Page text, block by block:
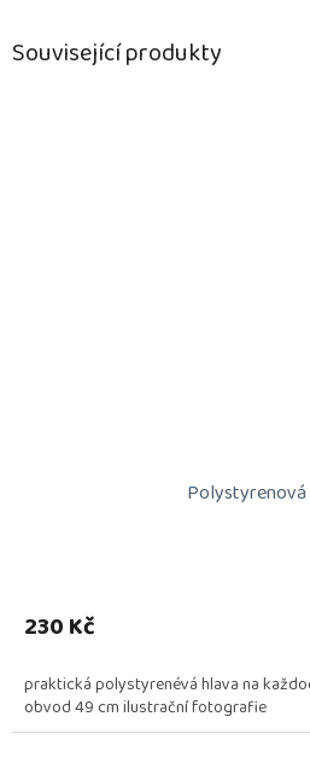
Související produkty
Polystyrenová
230 Kč
praktická polystyrenévá hlava na
obvod 49 cm ilustrační fotografie